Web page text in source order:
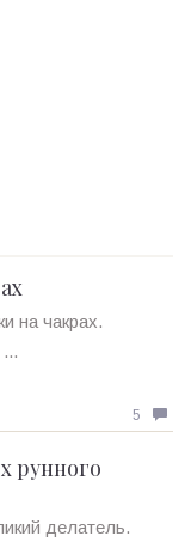
на чакрах.
5
рунного
делатель.